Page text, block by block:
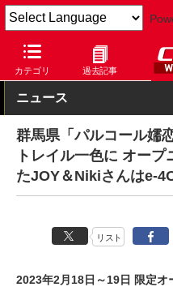
カテゴリ 過去記事
Car Watch 自動車
ニュース
群馬県「パルコール嬬
トレイル一色に オー
たJOY＆Nikiさんはe-
リスト
2023年2月18日～19日 限定オ